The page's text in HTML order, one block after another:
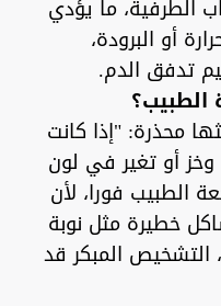
الطرفية، ما يؤدي
أو البرودة،
تدفق الدم.
محذرة: "إذا كانت
وخز أو تغير في لون
الطبيب فورا، لأن
خطيرة مثل نوبة
التشخيص المبكر قد